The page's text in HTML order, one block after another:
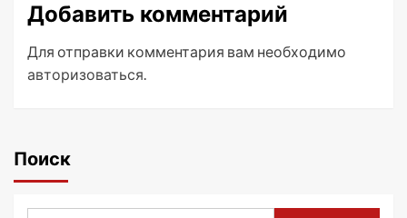
Добавить комментарий
Для отправки комментария вам необходимо
авторизоваться.
Поиск